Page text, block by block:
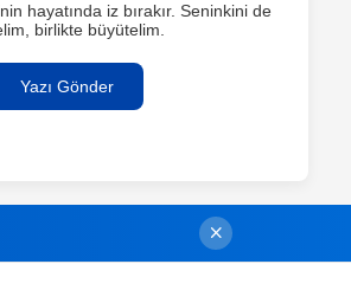
hayatında iz bırakır. Seninkini de
birlikte büyütelim.
Yazı Gönder